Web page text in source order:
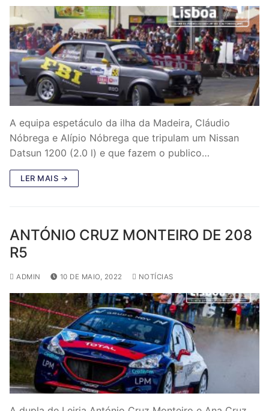
A equipa espetáculo da ilha da Madeira, Cláudio
Nóbrega e Alípio Nóbrega que tripulam um Nissan
Datsun 1200 (2.0 l) e que fazem o publico…
LER MAIS →
ANTÓNIO CRUZ MONTEIRO DE 208
R5
ADMIN 10 DE MAIO, 2022 NOTÍCIAS